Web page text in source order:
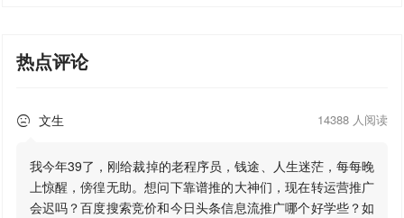
热点评论
 文生 14388 人阅读
我今年39了，刚给裁掉的老程序员，钱途、人生迷茫，每每晚
上惊醒，傍徨无助。想问下靠谱推的大神们，现在转运营推广
会迟吗？百度搜索竞价和今日头条信息流推广哪个好学些？如